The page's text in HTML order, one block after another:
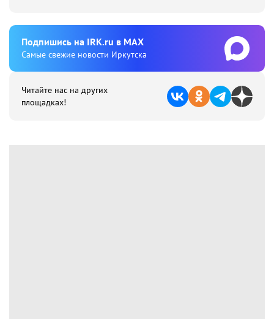
Подпишиcь на IRK.ru в MAX
Cамые свежие новости Иркутска
Читайте нас на других
площадках!